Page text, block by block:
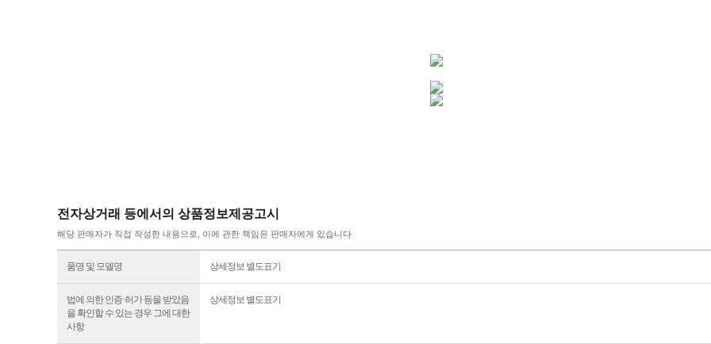
전자상거래 등에서의 상품정보제공고시
해당 판매자가 직접 작성한 내용으로, 이에 관한 책임은 판매자에게 있습니다
품명 및 모델명 상세정보 별도표기
법에 의한 인증·허가 등을 받았음
을 확인할 수 있는 경우 그에 대한
사항
상세정보 별도표기